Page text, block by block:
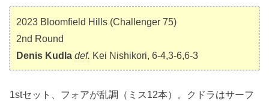
2023 Bloomfield Hills (Challenger 75)
2nd Round
Denis Kudla def. Kei Nishikori, 6-4,3-6,6-3
1stセット、フォアが乱調（ミス12本）。クドラはサーフ